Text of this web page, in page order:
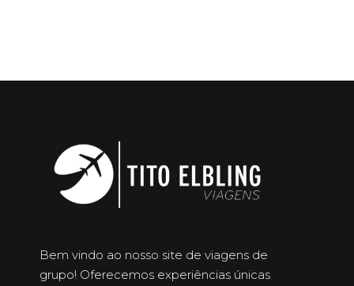
Bem vindo ao nosso site de viagens de
grupo! Oferecemos experiências únicas